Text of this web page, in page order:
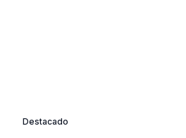
Destacado